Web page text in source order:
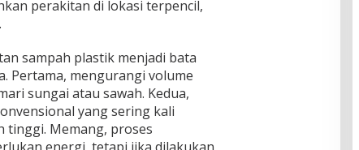
perakitan di lokasi terpencil,
sampah plastik menjadi bata
Pertama, mengurangi volume
sungai atau sawah. Kedua,
yang sering kali
tinggi. Memang, proses